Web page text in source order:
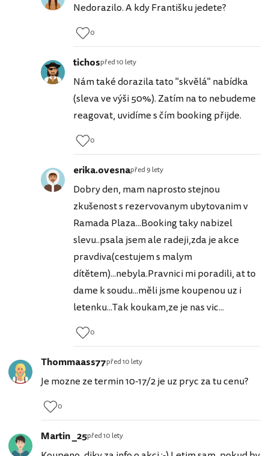
Nedorazilo. A kdy Františku jedete?
0
tichospřed 10 lety
Nám také dorazila tato "skvělá" nabídka
(sleva ve výši 50%). Zatím na to nebudeme
reagovat, uvidíme s čím booking přijde.
0
erika.ovesnapřed 9 lety
Dobry den, mam naprosto stejnou
zkušenost s rezervovanym ubytovanim v
Ramada Plaza...Booking taky nabizel
slevu..psala jsem ale radeji,zda je akce
pravdiva(cestujem s malym
dítětem)...nebyla.Pravnici mi poradili, at to
dame k soudu...měli jsme koupenou uz i
letenku...Tak koukam,ze je nas vic...
0
Thommaass77před 10 lety
Je mozne ze termin 10-17/2 je uz pryc za tu cenu?
0
Martin _25před 10 lety